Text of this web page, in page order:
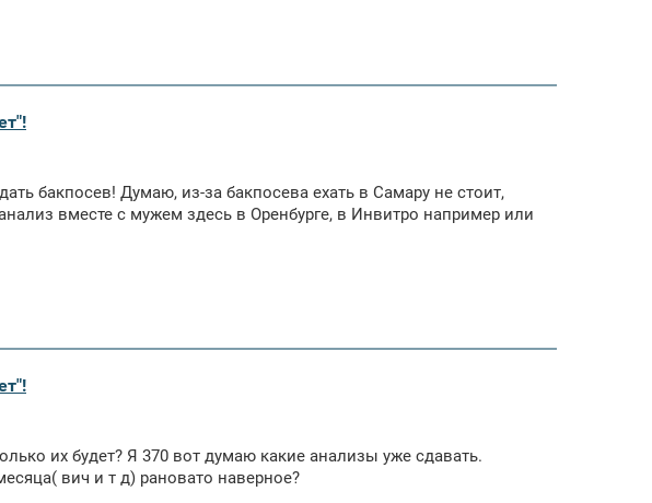
бакпосев! Думаю, из-за бакпосева ехать в Самару не стоит,
вместе с мужем здесь в Оренбурге, в Инвитро например или
их будет? Я 370 вот думаю какие анализы уже сдавать.
вич и т д) рановато наверное?